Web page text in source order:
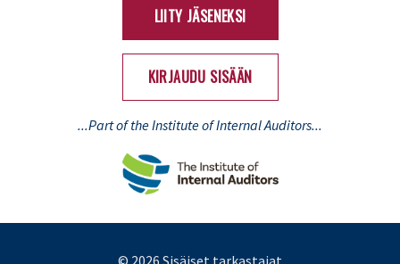
LIITY JÄSENEKSI
KIRJAUDU SISÄÄN
...Part of the Institute of Internal Auditors...